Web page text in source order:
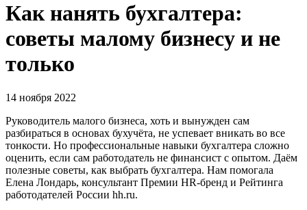
Как нанять бухгалтера:
советы малому бизнесу и не
только
14 ноября 2022
Руководитель малого бизнеса, хоть и вынужден сам
разбираться в основах бухучёта, не успевает вникать во все
тонкости. Но профессиональные навыки бухгалтера сложно
оценить, если сам работодатель не финансист с опытом. Даём
полезные советы, как выбрать бухгалтера. Нам помогала
Елена Лондарь, консультант Премии HR-бренд и Рейтинга
работодателей России hh.ru.